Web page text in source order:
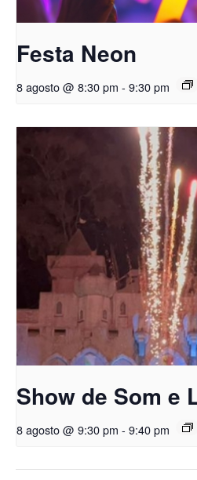
Festa Neon
8 agosto @ 8:30 pm - 9:30 pm
Show de Som e
8 agosto @ 9:30 pm - 9:40 pm